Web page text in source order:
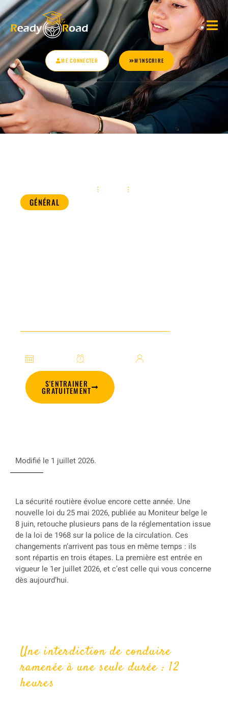
ME CONNECTER M'INSCRIRE
GÉNÉRAL
S'ENTRAINER
GRATUITEMENT
Modifié le 1 juillet 2026.
La sécurité routière évolue encore cette année. Une
nouvelle loi du 25 mai 2026, publiée au Moniteur belge le
8 juin, retouche plusieurs pans de la réglementation issue
de la loi de 1968 sur la police de la circulation. Ces
changements n’arrivent pas tous en même temps : ils
sont répartis en trois étapes. La première est entrée en
vigueur le 1er juillet 2026, et c’est celle qui vous concerne
dès aujourd’hui.
Une interdiction de conduire
ramenée à une seule durée : 12
heures